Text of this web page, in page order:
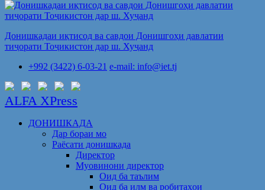
Донишкадаи иқтисод ва савдои Донишгоҳи давлатии
тиҷорати Тоҷикистон дар ш. Хуҷанд
+992 (3422) 6-03-21 e-mail: info@iet.tj
ALFA XPress
ДОНИШКАДА
Дар бораи мо
Раёсати донишкада
Директор
Муовинони директор
Оид ба таълим
Оид ба илм ва робитаҳои